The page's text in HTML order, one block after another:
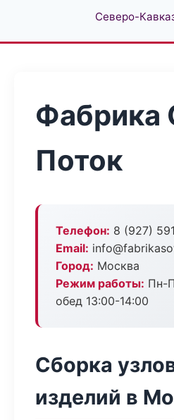
Северо-
Фабрика
Поток
Телефон: 8 (927)
Email:
Город: Москва
Режим работы: Пн-
обед 13:00-14:00
Сборка
изделий в